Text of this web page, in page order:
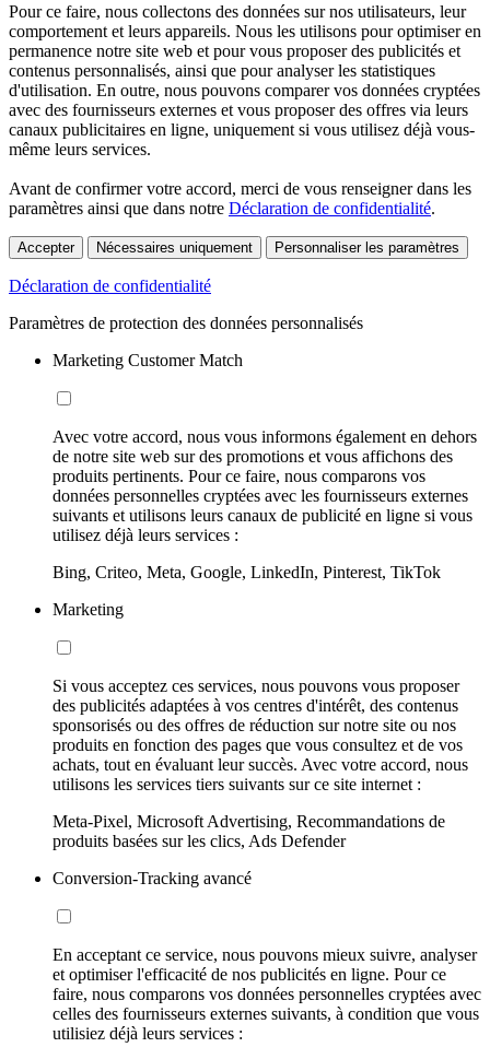
Pour ce faire, nous collectons des données sur nos utilisateurs, leur
comportement et leurs appareils. Nous les utilisons pour optimiser en
permanence notre site web et pour vous proposer des publicités et
contenus personnalisés, ainsi que pour analyser les statistiques
d'utilisation. En outre, nous pouvons comparer vos données cryptées
avec des fournisseurs externes et vous proposer des offres via leurs
canaux publicitaires en ligne, uniquement si vous utilisez déjà vous-
même leurs services.
Avant de confirmer votre accord, merci de vous renseigner dans les
paramètres ainsi que dans notre Déclaration de confidentialité.
Accepter Nécessaires uniquement Personnaliser les paramètres
Déclaration de confidentialité
Paramètres de protection des données personnalisés
Marketing Customer Match
Avec votre accord, nous vous informons également en dehors
de notre site web sur des promotions et vous affichons des
produits pertinents. Pour ce faire, nous comparons vos
données personnelles cryptées avec les fournisseurs externes
suivants et utilisons leurs canaux de publicité en ligne si vous
utilisez déjà leurs services :
Bing, Criteo, Meta, Google, LinkedIn, Pinterest, TikTok
Marketing
Si vous acceptez ces services, nous pouvons vous proposer
des publicités adaptées à vos centres d'intérêt, des contenus
sponsorisés ou des offres de réduction sur notre site ou nos
produits en fonction des pages que vous consultez et de vos
achats, tout en évaluant leur succès. Avec votre accord, nous
utilisons les services tiers suivants sur ce site internet :
Meta-Pixel, Microsoft Advertising, Recommandations de
produits basées sur les clics, Ads Defender
Conversion-Tracking avancé
En acceptant ce service, nous pouvons mieux suivre, analyser
et optimiser l'efficacité de nos publicités en ligne. Pour ce
faire, nous comparons vos données personnelles cryptées avec
celles des fournisseurs externes suivants, à condition que vous
utilisiez déjà leurs services :